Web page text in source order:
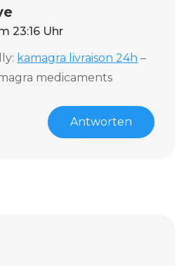
23:16 Uhr
kamagra livraison 24h –
medicaments
Antworten